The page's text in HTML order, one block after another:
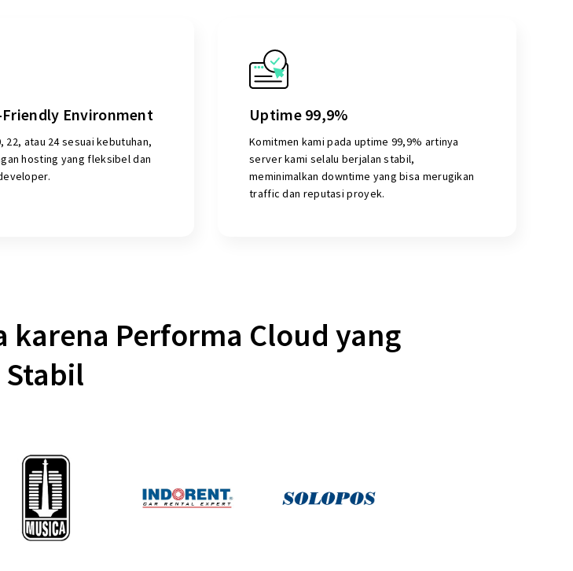
Friendly Environment
22, atau 24 sesuai kebutuhan,
hosting yang fleksibel dan
Uptime 99,9%
Komitmen kami pada uptime 99,9% artinya
server kami selalu berjalan stabil,
meminimalkan downtime yang bisa merugikan
traffic dan reputasi proyek.
karena Performa Cloud yang
Stabil